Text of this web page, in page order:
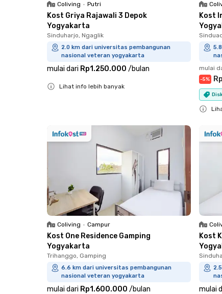
Coliving • Putri
Kost Griya Rajawali 3 Depok
Yogyakarta
Sinduharjo, Ngaglik
2.0 km dari universitas pembangunan
nasional veteran yogyakarta
mulai dari Rp1.250.000 /bulan
Lihat info lebih banyak
Kost
mulai
-5%
Coliving • Campur
Kost One Residence Gamping
Yogyakarta
Trihanggo, Gamping
6.6 km dari universitas pembangunan
nasional veteran yogyakarta
mulai dari Rp1.600.000 /bulan
Kost
mulai